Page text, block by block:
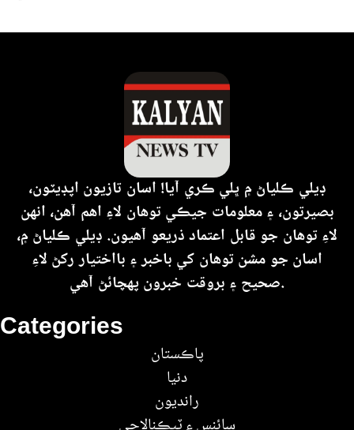
Categories
پاڪستان
دنيا
رانديون
ڊيلي ڪلياڻ ۾ ڀلي ڪري آيا! اسان تازيون اپڊيٽون،
بصيرتون، ۽ معلومات جيڪي توهان لاءِ اهم آهن، انهن
لاءِ توهان جو قابل اعتماد ذريعو آهيون. ڊيلي ڪلياڻ ۾،
اسان جو مشن توهان کي باخبر ۽ بااختيار رکڻ لاءِ
صحيح ۽ بروقت خبرون پهچائڻ آهي.